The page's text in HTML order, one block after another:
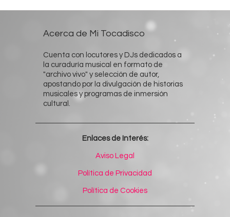
Acerca de Mi Tocadisco
Cuenta con locutores y DJs dedicados a
la curaduría musical en formato de
"archivo vivo" y selección de autor,
apostando por la divulgación de historias
musicales y programas de inmersión
cultural.
Enlaces de Interés:
Aviso Legal
Política de Privacidad
Política de Cookies